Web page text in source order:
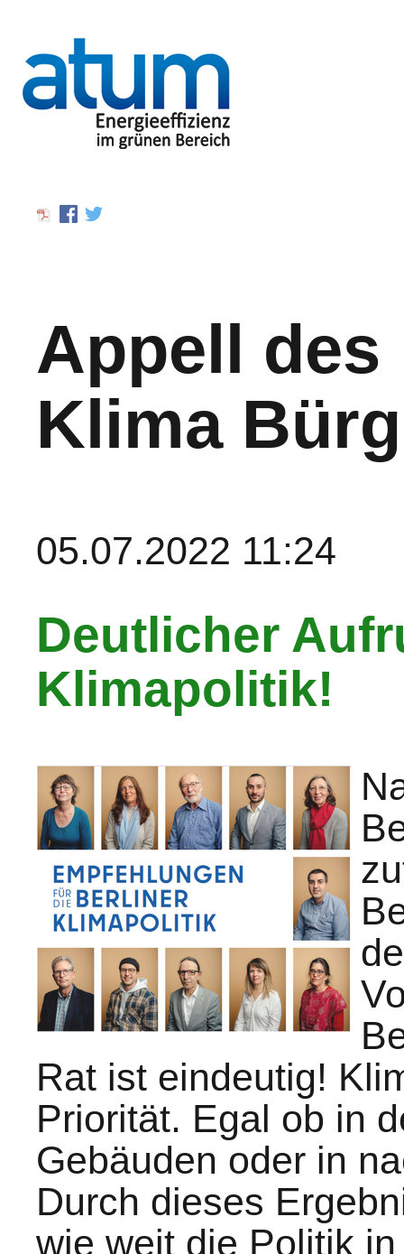
Appell
Klima
05.07.2022 11:24
Deutlicher
Klimapolitik!
Rat ist eindeutig!
Priorität. Egal ob in
Gebäuden oder in
Durch dieses
wie weit die Politik